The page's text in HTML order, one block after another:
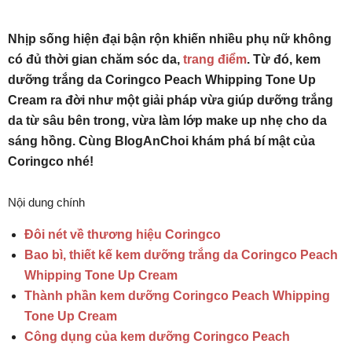
Nhịp sống hiện đại bận rộn khiến nhiều phụ nữ không
có đủ thời gian chăm sóc da, trang điểm. Từ đó, kem
dưỡng trắng da Coringco Peach Whipping Tone Up
Cream ra đời như một giải pháp vừa giúp dưỡng trắng
da từ sâu bên trong, vừa làm lớp make up nhẹ cho da
sáng hồng. Cùng BlogAnChoi khám phá bí mật của
Coringco nhé!
Nội dung chính
Đôi nét về thương hiệu Coringco
Bao bì, thiết kế kem dưỡng trắng da Coringco Peach
Whipping Tone Up Cream
Thành phần kem dưỡng Coringco Peach Whipping
Tone Up Cream
Công dụng của kem dưỡng Coringco Peach